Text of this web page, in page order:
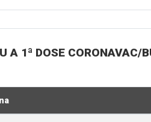
A 1ª DOSE